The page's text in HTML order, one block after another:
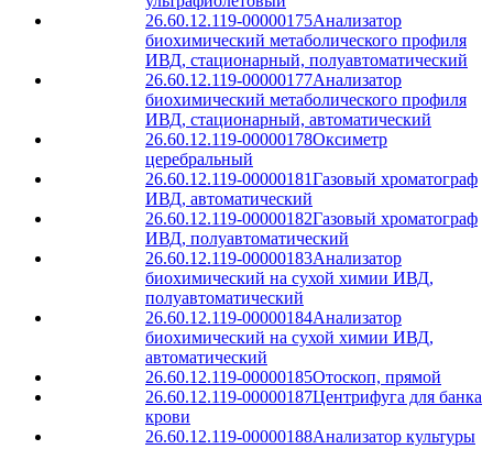
26.60.12.119-00000175Анализатор
биохимический метаболического профиля
ИВД, стационарный, полуавтоматический
26.60.12.119-00000177Анализатор
биохимический метаболического профиля
ИВД, стационарный, автоматический
26.60.12.119-00000178Оксиметр
церебральный
26.60.12.119-00000181Газовый хроматограф
ИВД, автоматический
26.60.12.119-00000182Газовый хроматограф
ИВД, полуавтоматический
26.60.12.119-00000183Анализатор
биохимический на сухой химии ИВД,
полуавтоматический
26.60.12.119-00000184Анализатор
биохимический на сухой химии ИВД,
автоматический
26.60.12.119-00000185Отоскоп, прямой
26.60.12.119-00000187Центрифуга для банка
крови
26.60.12.119-00000188Анализатор культуры